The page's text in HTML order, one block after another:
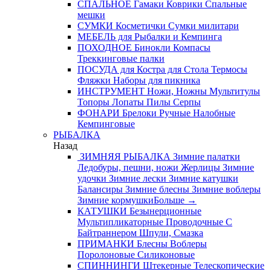
СПАЛЬНОЕ Гамаки Коврики Спальные
мешки
СУМКИ Косметички Сумки милитари
МЕБЕЛЬ для Рыбалки и Кемпинга
ПОХОДНОЕ Бинокли Компасы
Треккинговые палки
ПОСУДА для Костра для Стола Термосы
Фляжки Наборы для пикника
ИНСТРУМЕНТ Ножи, Ножны Мультитулы
Топоры Лопаты Пилы Серпы
ФОНАРИ Брелоки Ручные Налобные
Кемпинговые
РЫБАЛКА
Назад
ЗИМНЯЯ РЫБАЛКА Зимние палатки
Ледобуры, пешни, ножи Жерлицы Зимние
удочки Зимние лески Зимние катушки
Балансиры Зимние блесны Зимние воблеры
Зимние кормушкиБольше →
КАТУШКИ Безынерционные
Мультипликаторные Проводочные С
Байтраннером Шпули, Смазка
ПРИМАНКИ Блесны Воблеры
Поролоновые Силиконовые
СПИННИНГИ Штекерные Телескопические